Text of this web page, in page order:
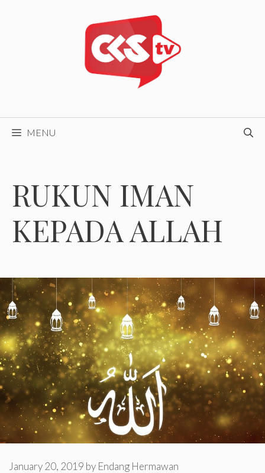
MENU
RUKUN IMAN
KEPADA ALLAH
January 20, 2019 by Endang Hermawan